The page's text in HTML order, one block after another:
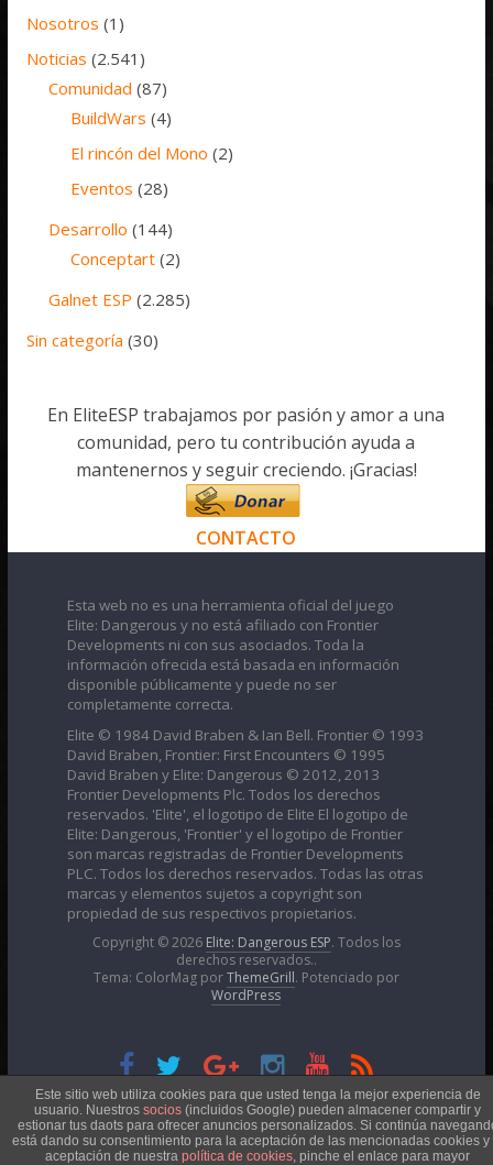
Nosotros (1)
Noticias (2.541)
Comunidad (87)
BuildWars (4)
El rincón del Mono (2)
Eventos (28)
Desarrollo (144)
Conceptart (2)
Galnet ESP (2.285)
Sin categoría (30)
En EliteESP trabajamos por pasión y amor a una
comunidad, pero tu contribución ayuda a
mantenernos y seguir creciendo. ¡Gracias!
CONTACTO
Esta web no es una herramienta oficial del juego
Elite: Dangerous y no está afiliado con Frontier
Developments ni con sus asociados. Toda la
información ofrecida está basada en información
disponible públicamente y puede no ser
completamente correcta.
Elite © 1984 David Braben & Ian Bell. Frontier © 1993
David Braben, Frontier: First Encounters © 1995
David Braben y Elite: Dangerous © 2012, 2013
Frontier Developments Plc. Todos los derechos
reservados. 'Elite', el logotipo de Elite El logotipo de
Elite: Dangerous, 'Frontier' y el logotipo de Frontier
son marcas registradas de Frontier Developments
PLC. Todos los derechos reservados. Todas las otras
marcas y elementos sujetos a copyright son
propiedad de sus respectivos propietarios.
Copyright © 2026 Elite: Dangerous ESP. Todos los
derechos reservados..
Tema: ColorMag porThemeGrill. Potenciado por
WordPress
Esta obra está bajo unaLicencia Creative Commons
Atribución-NoComercial 4.0 Internacional
Este sitio web utiliza cookies para que usted tenga la mejor experiencia de
usuario. Nuestros socios (incluidos Google) pueden almacener compartir y
estionar tus daots para ofrecer anuncios personalizados. Si continúa
está dando su consentimiento para la aceptación de las mencionadas cookies y
aceptación de nuestra política de cookies, pinche el enlace para mayor